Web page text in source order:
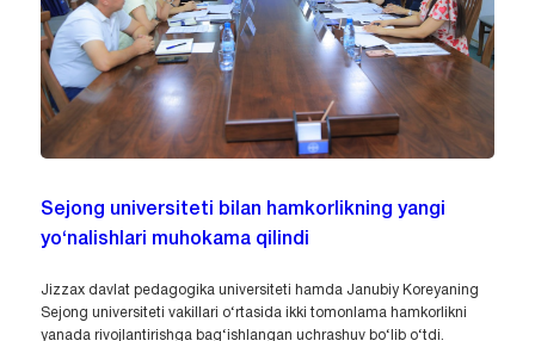
Sejong universiteti bilan hamkorlikning yangi
yo‘nalishlari muhokama qilindi
Jizzax davlat pedagogika universiteti hamda Janubiy Koreyaning
Sejong universiteti vakillari o‘rtasida ikki tomonlama hamkorlikni
yanada rivojlantirishga bag‘ishlangan uchrashuv bo‘lib o‘tdi.